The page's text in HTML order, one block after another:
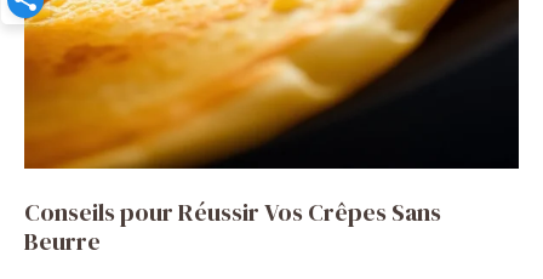
Conseils pour Réussir Vos Crêpes Sans
Beurre